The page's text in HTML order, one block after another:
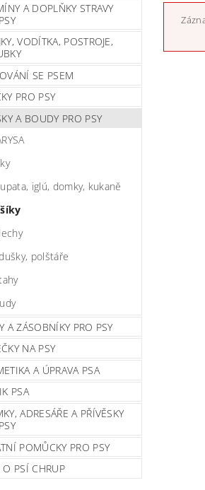
A DOPLŇKY STRAVY
VODÍTKA, POSTROJE,
SE PSEM
PRO PSY
A BOUDY PRO PSY
iglú, domky, kukaně
polštáře
A ZÁSOBNÍKY PRO PSY
NA PSY
A ÚPRAVA PSA
PSA
ADRESÁŘE A PŘÍVĚSKY
POMŮCKY PRO PSY
O PSÍ CHRUP